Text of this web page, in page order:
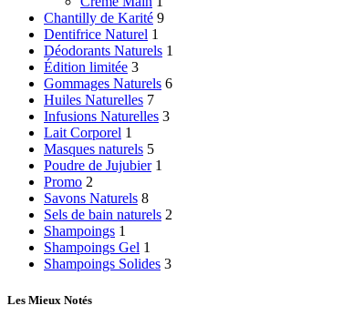
Chantilly de Karité 9
Dentifrice Naturel 1
Déodorants Naturels 1
Édition limitée 3
Gommages Naturels 6
Huiles Naturelles 7
Infusions Naturelles 3
Lait Corporel 1
Masques naturels 5
Poudre de Jujubier 1
Promo 2
Savons Naturels 8
Sels de bain naturels 2
Shampoings 1
Shampoings Gel 1
Shampoings Solides 3
Les Mieux Notés